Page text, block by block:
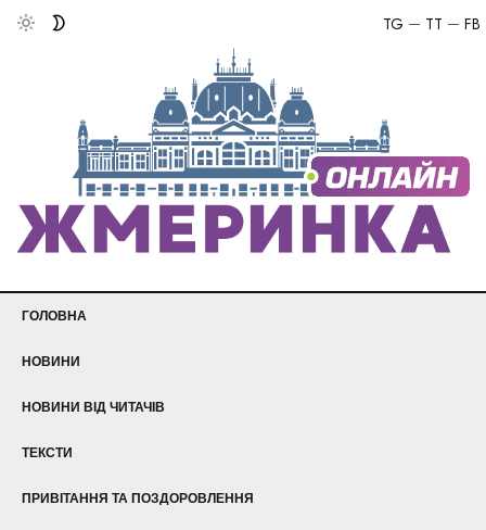
FB
TT
TG
ГОЛОВНА
НОВИНИ
НОВИНИ ВІД ЧИТАЧІВ
ТЕКСТИ
ПРИВІТАННЯ ТА ПОЗДОРОВЛЕННЯ